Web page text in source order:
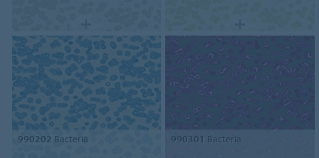
990202 Bacteria 990301 Bacteria